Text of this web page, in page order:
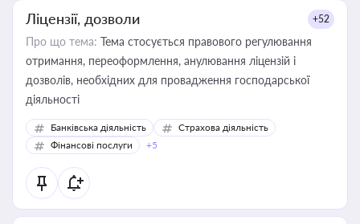
Ліцензії, дозволи +52
Про що тема: Тема стосується правового регулювання
отримання, переоформлення, анулювання ліцензій і
дозволів, необхідних для провадження господарської
діяльності
Банківська діяльність
Страхова діяльність
Фінансові послуги
+5